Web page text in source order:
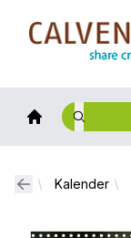
Calvendo
Kalender